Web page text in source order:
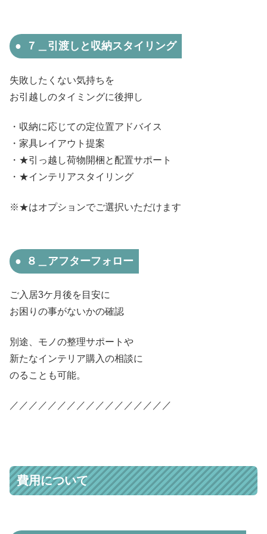
７＿引渡しと収納スタイリング
失敗したくない気持ちを
お引越しのタイミングに後押し
・収納に応じての定位置アドバイス
・家具レイアウト提案
・★引っ越し荷物開梱と配置サポート
・★インテリアスタイリング
※★はオプションでご選択いただけます
８＿アフターフォロー
ご入居3ケ月後を目安に
お困りの事がないかの確認
別途、モノの整理サポートや
新たなインテリア購入の相談に
のることも可能。
／／／／／／／／／／／／／／／／／
費用について